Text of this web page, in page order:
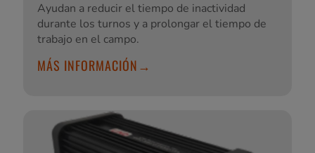
Ayudan a reducir el tiempo de inactividad
durante los turnos y a prolongar el tiempo de
trabajo en el campo.
MÁS INFORMACIÓN→